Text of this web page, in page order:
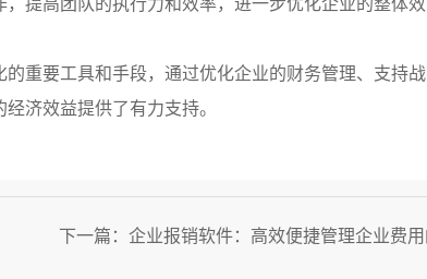
重要工具和手段，通过优化企业的财务管理、支持
济效益提供了有力支持。